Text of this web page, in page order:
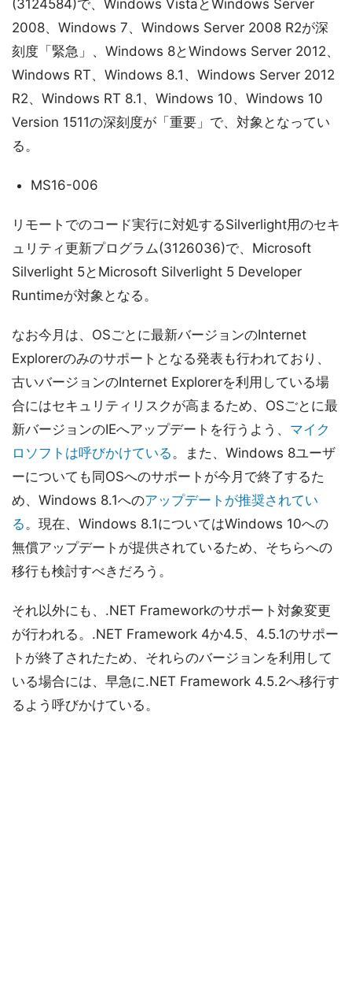
(3124584)で、Windows VistaとWindows Server
2008、Windows 7、Windows Server 2008 R2が深
刻度「緊急」、Windows 8とWindows Server 2012、
Windows RT、Windows 8.1、Windows Server 2012
R2、Windows RT 8.1、Windows 10、Windows 10
Version 1511の深刻度が「重要」で、対象となってい
る。
MS16-006
リモートでのコード実行に対処するSilverlight用のセキ
ュリティ更新プログラム(3126036)で、Microsoft
Silverlight 5とMicrosoft Silverlight 5 Developer
Runtimeが対象となる。
なお今月は、OSごとに最新バージョンのInternet
Explorerのみのサポートとなる発表も行われており、
古いバージョンのInternet Explorerを利用している場
合にはセキュリティリスクが高まるため、OSごとに最
新バージョンのIEへアップデートを行うよう、 マイク
ロソフトは呼びかけている。また、Windows 8ユーザ
ーについても同OSへのサポートが今月で終了するた
め、Windows 8.1へのアップデートが推奨されてい
る。現在、Windows 8.1についてはWindows 10への
無償アップデートが提供されているため、そちらへの
移行も検討すべきだろう。
それ以外にも、.NET Frameworkのサポート対象変更
が行われる。.NET Framework 4か4.5、4.5.1のサポー
トが終了されたため、それらのバージョンを利用して
いる場合には、早急に.NET Framework 4.5.2へ移行す
るよう呼びかけている。